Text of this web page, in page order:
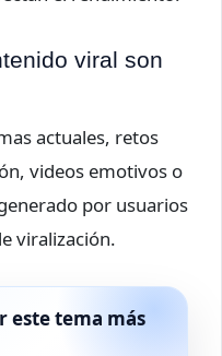
viral son
actuales, retos
videos emotivos o
por usuarios
viralización.
este tema más